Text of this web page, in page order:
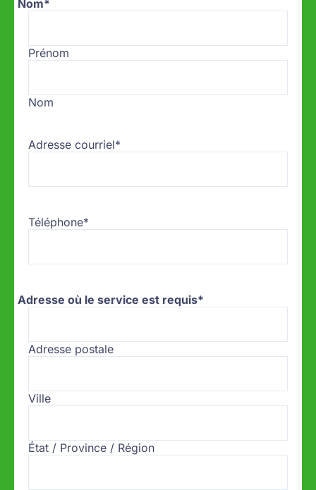
Nom*
Prénom
Nom
Adresse courriel*
Téléphone*
Adresse où le service est requis*
Adresse postale
Ville
État / Province / Région